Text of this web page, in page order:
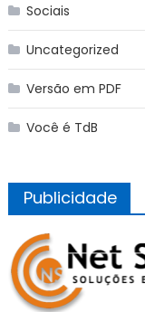
Sociais
Uncategorized
Versão em PDF
Você é TdB
Publicidade